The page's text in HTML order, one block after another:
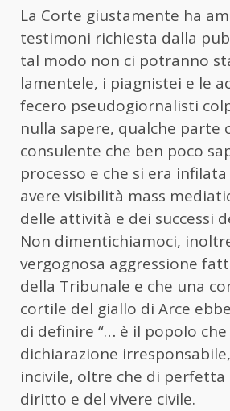
La Corte giustamente ha
testimoni richiesta dalla
tal modo non ci potranno
lamentele, i piagnistei e le
fecero pseudogiornalisti
nulla sapere, qualche parte
consulente che ben poco
processo e che si era
avere visibilità mass
delle attività e dei successi
Non dimentichiamoci,
vergognosa aggressione
della Tribunale e che una
cortile del giallo di Arce
di definire “… è il popolo che
dichiarazione
incivile, oltre che di
diritto e del vivere civile.